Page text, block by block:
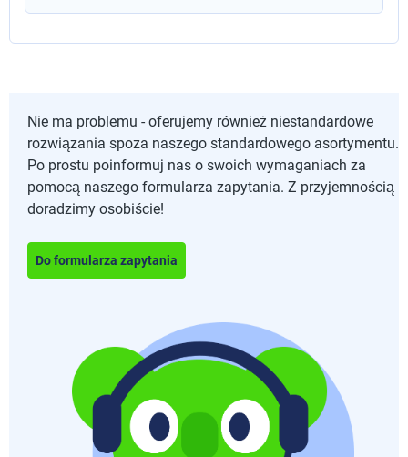
Nie ma problemu - oferujemy również niestandardowe
rozwiązania spoza naszego standardowego asortymentu.
Po prostu poinformuj nas o swoich wymaganiach za
pomocą naszego formularza zapytania. Z przyjemnością
doradzimy osobiście!
Do formularza zapytania